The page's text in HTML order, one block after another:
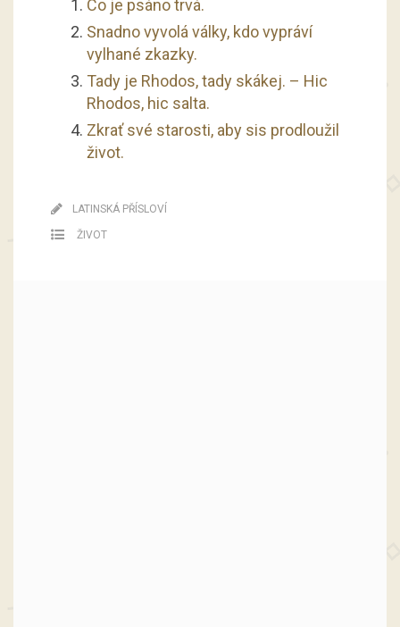
Co je psáno trvá.
Snadno vyvolá války, kdo vypráví
vylhané zkazky.
Tady je Rhodos, tady skákej. – Hic
Rhodos, hic salta.
Zkrať své starosti, aby sis prodloužil
život.
LATINSKÁ PŘÍSLOVÍ
ŽIVOT